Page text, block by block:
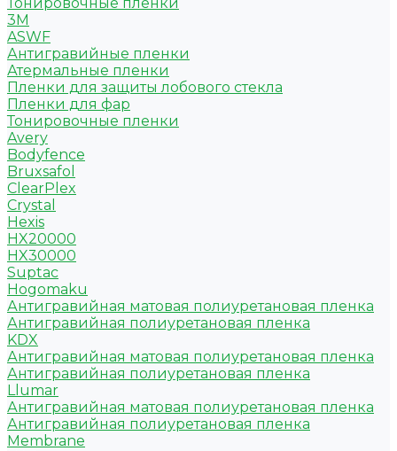
3M
ASWF
Антигравийные пленки
Атермальные пленки
Пленки для защиты лобового стекла
Пленки для фар
Тонировочные пленки
Avery
Bodyfence
Bruxsafol
ClearPlex
Crystal
Hexis
HX20000
HX30000
Suptac
Hogomaku
Антигравийная матовая полиуретановая пленка
Антигравийная полиуретановая пленка
KDX
Антигравийная матовая полиуретановая пленка
Антигравийная полиуретановая пленка
Llumar
Антигравийная матовая полиуретановая пленка
Антигравийная полиуретановая пленка
Membrane